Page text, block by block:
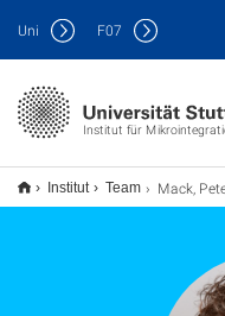
Institut für
Uni F07
Institut Team Mack,